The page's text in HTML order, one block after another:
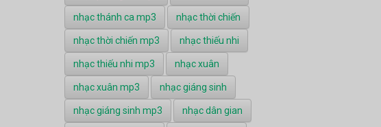
nhạc thánh ca mp3 nhạc thời chiến
nhạc thời chiến mp3 nhạc thiếu nhi
nhạc thiếu nhi mp3 nhạc xuân
nhạc xuân mp3 nhạc giáng sinh
nhạc giáng sinh mp3 nhạc dân gian